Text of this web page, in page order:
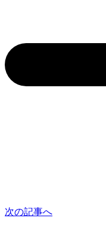
次の記事へ